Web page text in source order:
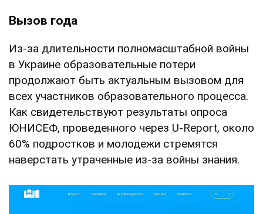
Вызов года
Из-за длительности полномасштабной войны
в Украине образовательные потери
продолжают быть актуальным вызовом для
всех участников образовательного процесса.
Как свидетельствуют результаты опроса
ЮНИСЕФ, проведенного через U-Report, около
60% подростков и молодежи стремятся
наверстать утраченные из-за войны знания.